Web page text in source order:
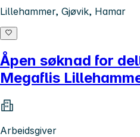
Lillehammer, Gjøvik, Hamar
Åpen søknad for
Megaflis
Arbeidsgiver